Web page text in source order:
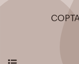
Перейти